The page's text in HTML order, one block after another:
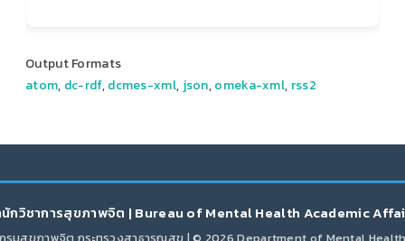
Output Formats
atom, dc-rdf,dcmes-xml, json,omeka-xml, rss2
กวิชาการสุขภาพจิต | Bureau of Mental Health Academic